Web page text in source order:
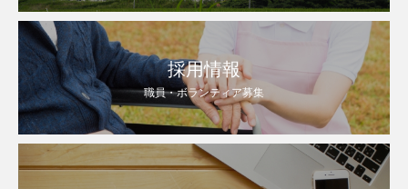
採用情報
職員・ボランティア募集